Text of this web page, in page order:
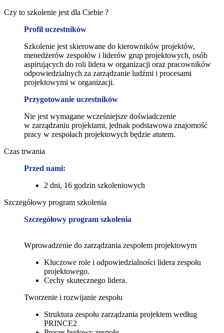
Czy to szkolenie jest dla Ciebie ?
Profil uczestników
Szkolenie jest skierowane do kierowników projektów,
menedżerów zespołów i liderów grup projektowych, osób
aspirujących do roli lidera w organizacji oraz pracowników
odpowiedzialnych za zarządzanie ludźmi i procesami
projektowymi w organizacji.
Przygotowanie uczestników
Nie jest wymagane wcześniejsze doświadczenie
w zarządzaniu projektami, jednak podstawowa znajomość
pracy w zespołach projektowych będzie atutem.
Czas trwania
Przed nami:
2 dni, 16 godzin szkoleniowych
Szczegółowy program szkolenia
Szczegółowy program szkolenia
Wprowadzenie do zarządzania zespołem projektowym
Kluczowe role i odpowiedzialności lidera zespołu
projektowego.
Cechy skutecznego lidera.
Tworzenie i rozwijanie zespołu
Struktura zespołu zarządzania projektem według
PRINCE2